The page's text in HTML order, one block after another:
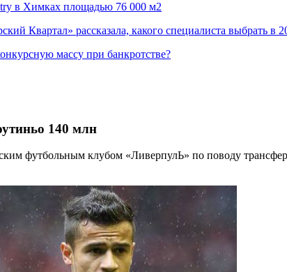
в Химках площадью 76 000 м2
Квартал» рассказала, какого специалиста выбрать в
массу при банкротстве?
140 млн
футбольным клубом «ЛиверпулЬ» по поводу